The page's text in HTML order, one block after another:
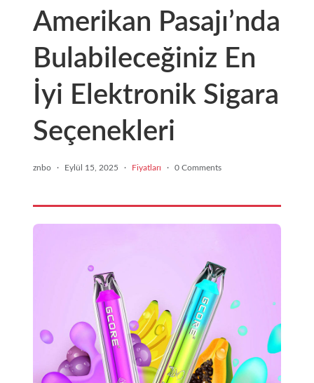
Amerikan Pasajı’nda
Bulabileceğiniz En
İyi Elektronik Sigara
Seçenekleri
znbo · Eylül 15, 2025 · Fiyatları · 0 Comments